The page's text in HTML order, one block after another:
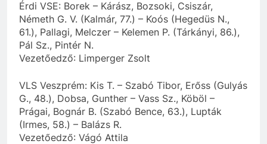
Érdi VSE: Borek – Kárász, Bozsoki, Csiszár,
Németh G. V. (Kalmár, 77.) – Koós (Hegedüs N.,
61.), Pallagi, Melczer – Kelemen P. (Tárkányi, 86.),
Pál Sz., Pintér N.
Vezetőedző: Limperger Zsolt
VLS Veszprém: Kis T. – Szabó Tibor, Erőss (Gulyás
G., 48.), Dobsa, Gunther – Vass Sz., Köböl –
Prágai, Bognár B. (Szabó Bence, 63.), Lupták
(Irmes, 58.) – Balázs R.
Vezetőedző: Vágó Attila